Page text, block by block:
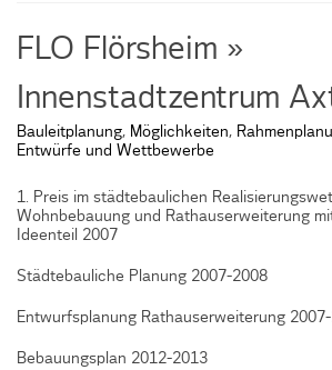
FLO Flörsheim »
Innenstadtzentrum
Bauleitplanung, Möglichkeiten,
Entwürfe und Wettbewerbe
1. Preis im städtebaulichen
Wohnbebauung und Rathauserweiterung
Ideenteil 2007
Städtebauliche Planung 2007-2008
Entwurfsplanung Rathauserweiterung
Bebauungsplan 2012-2013